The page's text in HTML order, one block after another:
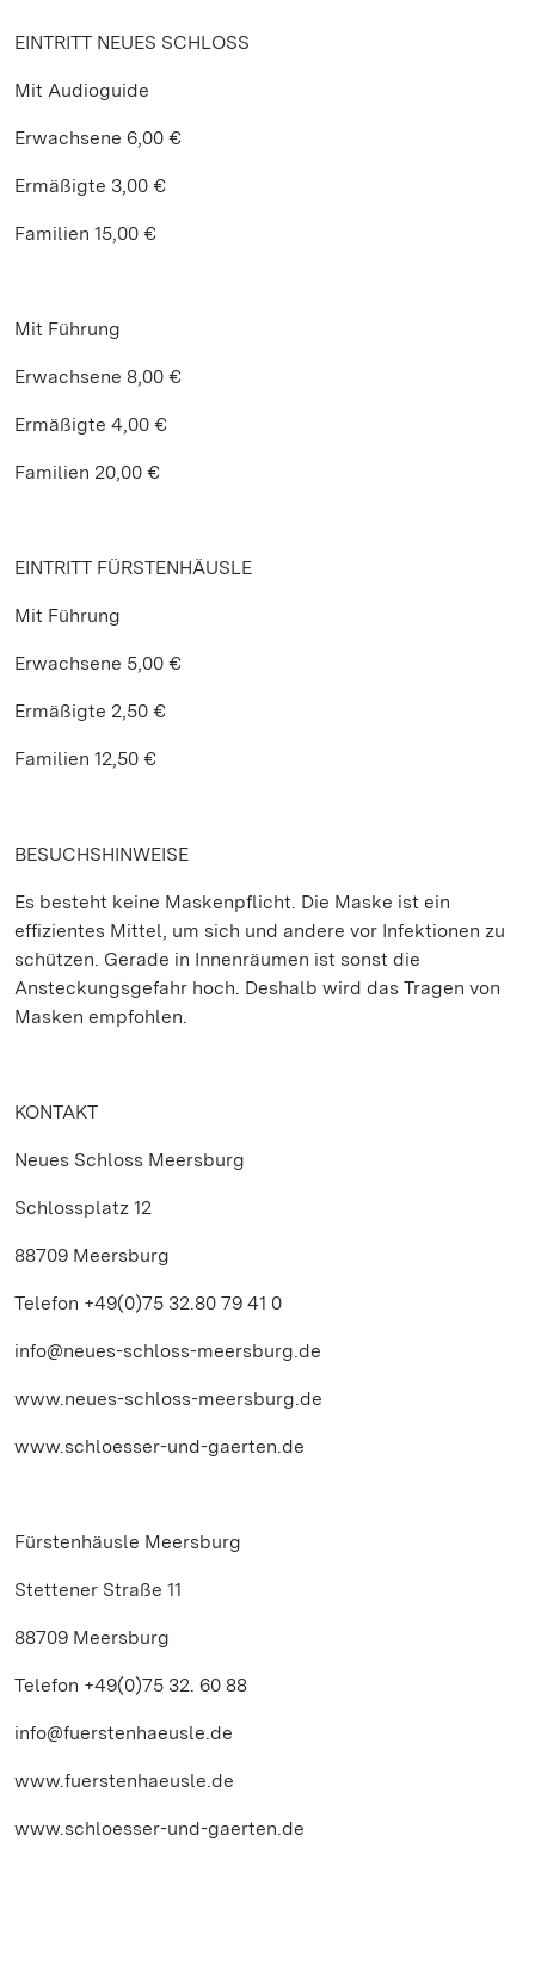
EINTRITT NEUES SCHLOSS
Mit Audioguide
Erwachsene 6,00 €
Ermäßigte 3,00 €
Familien 15,00 €
Mit Führung
Erwachsene 8,00 €
Ermäßigte 4,00 €
Familien 20,00 €
EINTRITT FÜRSTENHÄUSLE
Mit Führung
Erwachsene 5,00 €
Ermäßigte 2,50 €
Familien 12,50 €
BESUCHSHINWEISE
Es besteht keine Maskenpflicht. Die Maske ist ein
effizientes Mittel, um sich und andere vor Infektionen zu
schützen. Gerade in Innenräumen ist sonst die
Ansteckungsgefahr hoch. Deshalb wird das Tragen von
Masken empfohlen.
KONTAKT
Neues Schloss Meersburg
Schlossplatz 12
88709 Meersburg
Telefon +49(0)75 32.80 79 41 0
info@neues-schloss-meersburg.de
www.neues-schloss-meersburg.de
www.schloesser-und-gaerten.de
Fürstenhäusle Meersburg
Stettener Straße 11
88709 Meersburg
Telefon +49(0)75 32. 60 88
info@fuerstenhaeusle.de
www.fuerstenhaeusle.de
www.schloesser-und-gaerten.de